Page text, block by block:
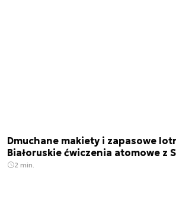
Dmuchane makiety i zapasowe
Białoruskie ćwiczenia atomowe z
2 min.